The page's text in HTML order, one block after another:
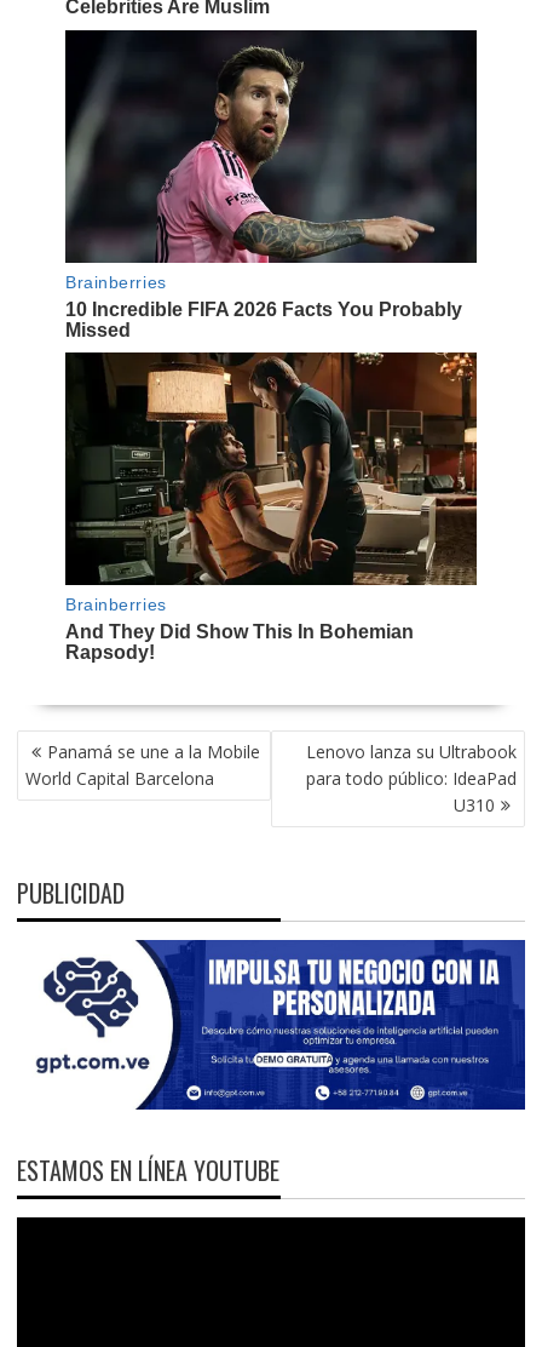
NAVEGACIÓN
DE
ENTRADAS
Panamá se une a la Mobile
World Capital Barcelona
Lenovo lanza su Ultrabook
para todo público: IdeaPad
U310
PUBLICIDAD
ESTAMOS EN LÍNEA YOUTUBE